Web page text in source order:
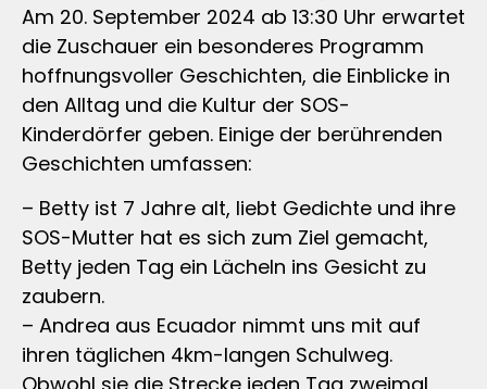
Am 20. September 2024 ab 13:30 Uhr erwartet
die Zuschauer ein besonderes Programm
hoffnungsvoller Geschichten, die Einblicke in
den Alltag und die Kultur der SOS-
Kinderdörfer geben. Einige der berührenden
Geschichten umfassen:
– Betty ist 7 Jahre alt, liebt Gedichte und ihre
SOS-Mutter hat es sich zum Ziel gemacht,
Betty jeden Tag ein Lächeln ins Gesicht zu
zaubern.
– Andrea aus Ecuador nimmt uns mit auf
ihren täglichen 4km-langen Schulweg.